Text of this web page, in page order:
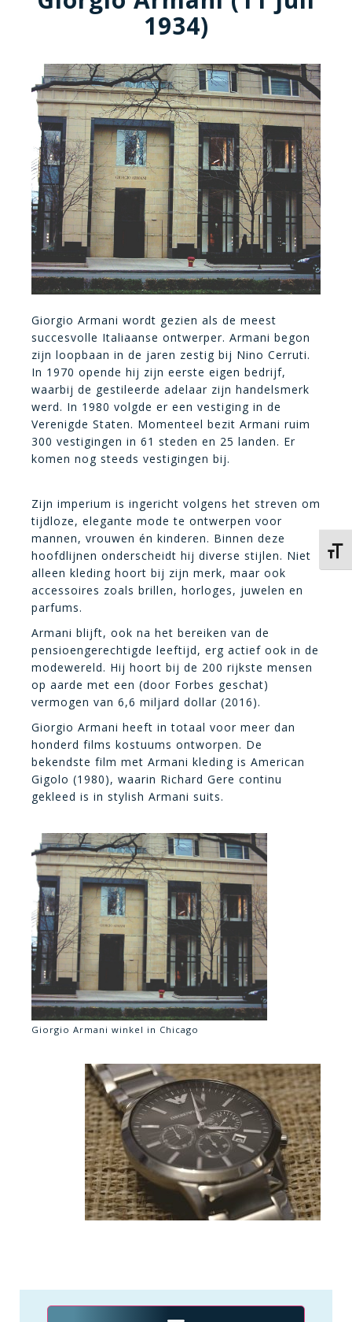
1934)
Giorgio Armani wordt gezien als de meest
succesvolle Italiaanse ontwerper. Armani begon
zijn loopbaan in de jaren zestig bij Nino Cerruti.
In 1970 opende hij zijn eerste eigen bedrijf,
waarbij de gestileerde adelaar zijn handelsmerk
werd. In 1980 volgde er een vestiging in de
Verenigde Staten. Momenteel bezit Armani ruim
300 vestigingen in 61 steden en 25 landen. Er
komen nog steeds vestigingen bij.
Zijn imperium is ingericht volgens het streven om
tijdloze, elegante mode te ontwerpen voor
mannen, vrouwen én kinderen. Binnen deze
hoofdlijnen onderscheidt hij diverse stijlen. Niet
alleen kleding hoort bij zijn merk, maar ook
accessoires zoals brillen, horloges, juwelen en
parfums.
Armani blijft, ook na het bereiken van de
pensioengerechtigde leeftijd, erg actief ook in de
modewereld. Hij hoort bij de 200 rijkste mensen
op aarde met een (door Forbes geschat)
vermogen van 6,6 miljard dollar (2016).
Giorgio Armani heeft in totaal voor meer dan
honderd films kostuums ontworpen. De
bekendste film met Armani kleding is American
Gigolo (1980), waarin Richard Gere continu
gekleed is in stylish Armani suits.
Giorgio Armani winkel in Chicago